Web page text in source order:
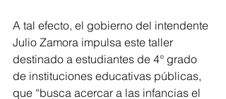
A tal efecto, el gobierno del intendente
Julio Zamora impulsa este taller
destinado a estudiantes de 4° grado
de instituciones educativas públicas,
que “busca acercar a las infancias el